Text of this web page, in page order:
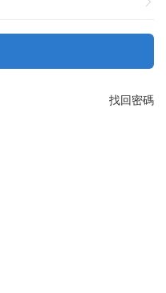
找回密碼